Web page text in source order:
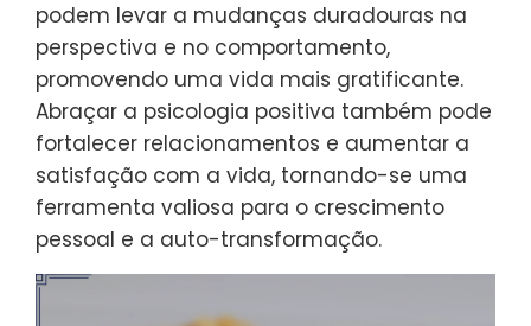
podem levar a mudanças duradouras na
perspectiva e no comportamento,
promovendo uma vida mais gratificante.
Abraçar a psicologia positiva também pode
fortalecer relacionamentos e aumentar a
satisfação com a vida, tornando-se uma
ferramenta valiosa para o crescimento
pessoal e a auto-transformação.